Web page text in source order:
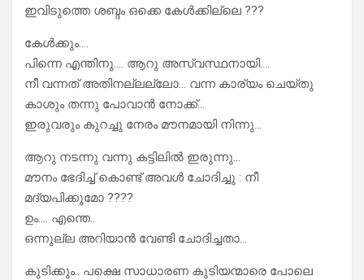
ഇവിടുത്തെ ശബ്ദം ഒക്കെ കേൾക്കില്ലെ ???
കേൾക്കും….
പിന്നെ എന്തിനു…. ആറു അസ്വസ്ഥനായി….
നീ വന്നത് അതിനല്ലല്ലോ… വന്ന കാര്യം ചെയ്തു
കാശും തന്നു പോവാൻ നോക്ക്…
ഇരുവരും കുറച്ചു നേരം മൗനമായി നിന്നു…
ആറു നടന്നു വന്നു കട്ടിലിൽ ഇരുന്നു…
മൗനം ഭേദിച്ച് കൊണ്ട് അവൾ ചോദിച്ചു : നീ
മദ്യപിക്കുമോ ????
ഉം…. എന്തെ..
ഒന്നുല്ല അറിയാൻ വേണ്ടി ചോദിച്ചതാ…
കുടിക്കും.. പക്ഷെ സാധാരണ കുടിയന്മാരെ പോലെ